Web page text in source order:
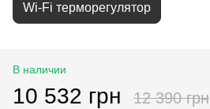
Wi-Fi терморегулятор
В наличии
10 532 грн 12 390 грн